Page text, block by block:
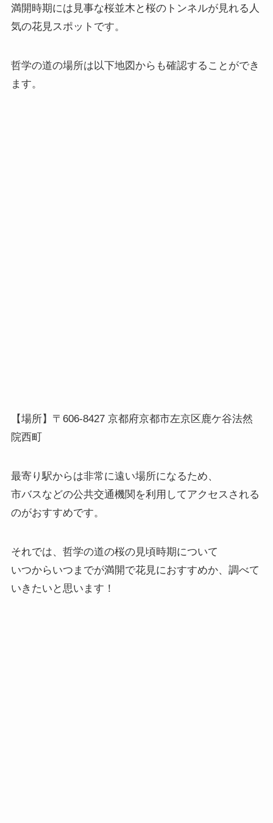
満開時期には見事な桜並木と桜のトンネルが見れる人
気の花見スポットです。
哲学の道の場所は以下地図からも確認することができ
ます。
【場所】〒606-8427 京都府京都市左京区鹿ケ谷法然
院西町
最寄り駅からは非常に遠い場所になるため、
市バスなどの公共交通機関を利用してアクセスされる
のがおすすめです。
それでは、哲学の道の桜の見頃時期について
いつからいつまでが満開で花見におすすめか、調べて
いきたいと思います！